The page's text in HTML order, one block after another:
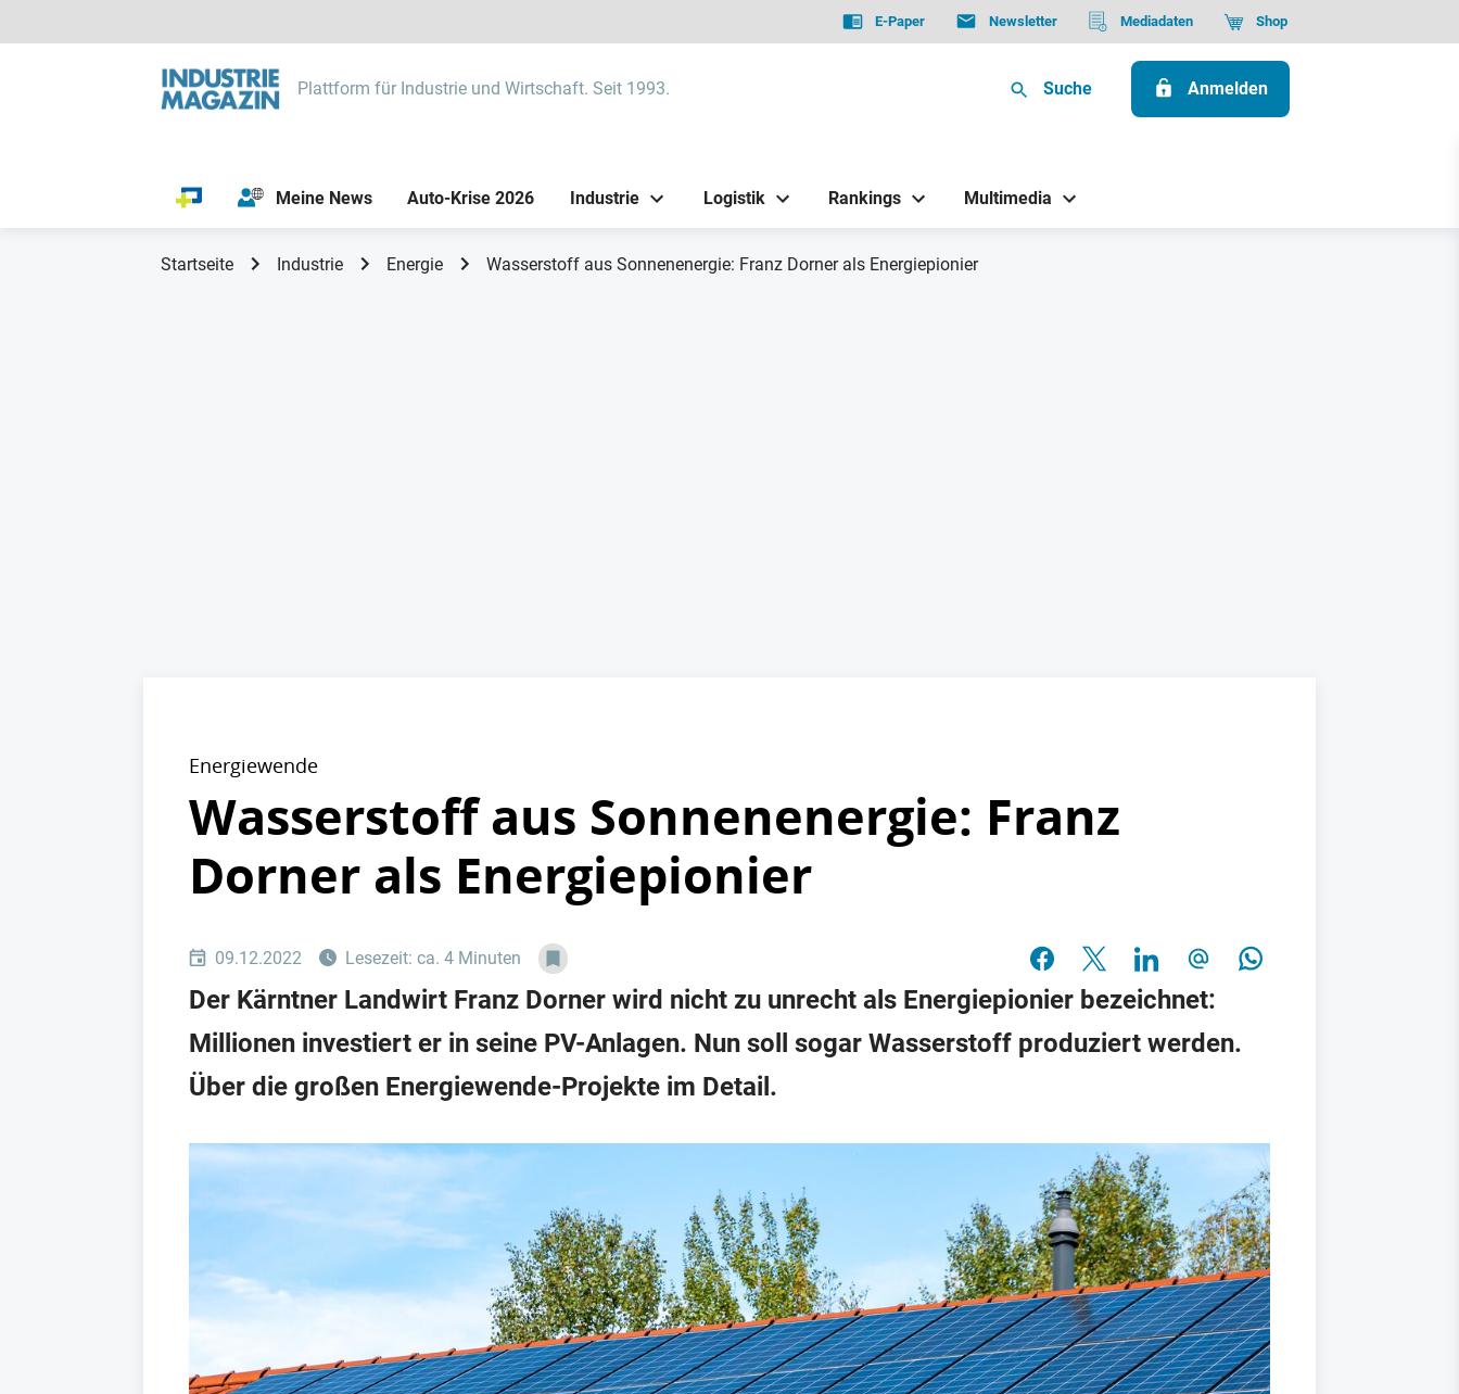
E-Paper Newsletter Mediadaten Shop
Plattform für Industrie und Wirtschaft. Seit 1993. Suche Anmelden
Meine News Auto-Krise 2026 Industrie Logistik Rankings Multimedia
Startseite Industrie Energie Wasserstoff aus Sonnenenergie: Franz Dorner als Energiepionier
Energiewende
Wasserstoff aus Sonnenenergie: Franz
Dorner als Energiepionier
09.12.2022 Lesezeit: ca. 4 Minuten
Der Kärntner Landwirt Franz Dorner wird nicht zu unrecht als Energiepionier bezeichnet:
Millionen investiert er in seine PV-Anlagen. Nun soll sogar Wasserstoff produziert werden.
Über die großen Energiewende-Projekte im Detail.